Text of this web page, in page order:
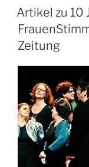
und
Klavierwerke
aus
nordischen
AM
Artikel zu 10
Zeitung